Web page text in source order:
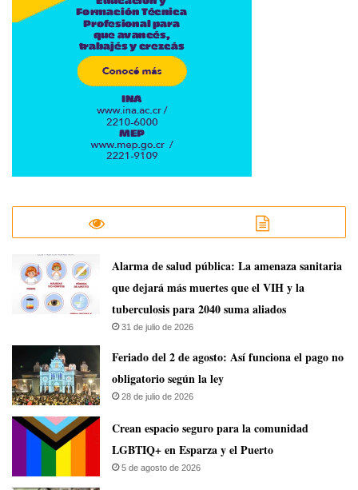
​Alarma de salud pública: La amenaza sanitaria
que dejará más muertes que el VIH y la
tuberculosis para 2040 suma aliados
31 de julio de 2026
Feriado del 2 de agosto: Así funciona el pago no
obligatorio según la ley
28 de julio de 2026
Crean espacio seguro para la comunidad
LGBTIQ+ en Esparza y el Puerto
5 de agosto de 2026